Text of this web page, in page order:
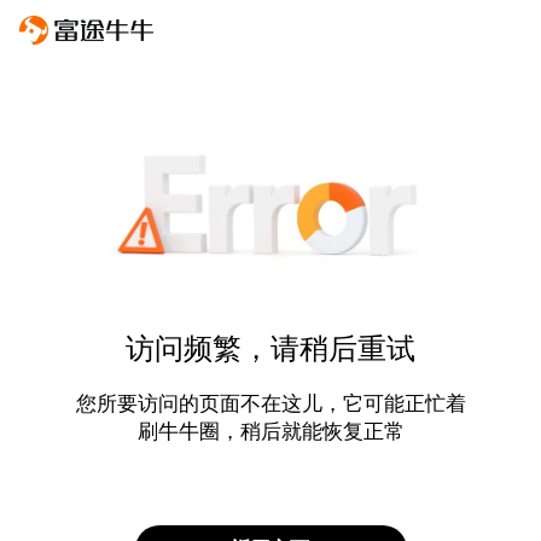
访问频繁，请稍后重试
您所要访问的页面不在这儿，它可能正忙着
刷牛牛圈，稍后就能恢复正常